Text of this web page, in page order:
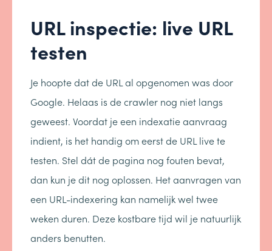
URL inspectie: live URL
testen
Je hoopte dat de URL al opgenomen was door
Google. Helaas is de crawler nog niet langs
geweest. Voordat je een indexatie aanvraag
indient, is het handig om eerst de URL live te
testen. Stel dát de pagina nog fouten bevat,
dan kun je dit nog oplossen. Het aanvragen van
een URL-indexering kan namelijk wel twee
weken duren. Deze kostbare tijd wil je natuurlijk
anders benutten.